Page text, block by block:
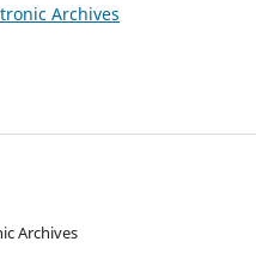
Archives
Archives